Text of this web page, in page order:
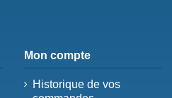
Mon compte
Historique de vos